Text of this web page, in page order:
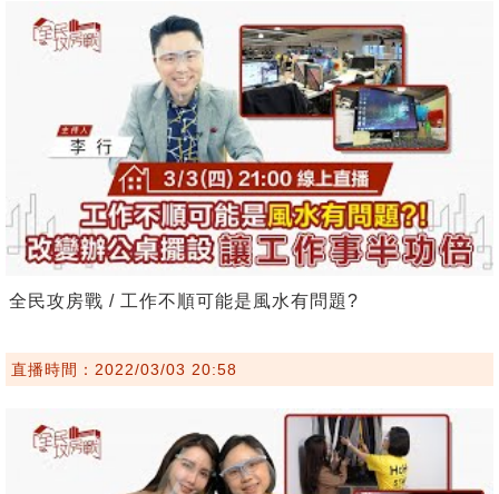
全民攻房戰 / 工作不順可能是風水有問題?
直播時間：2022/03/03 20:58